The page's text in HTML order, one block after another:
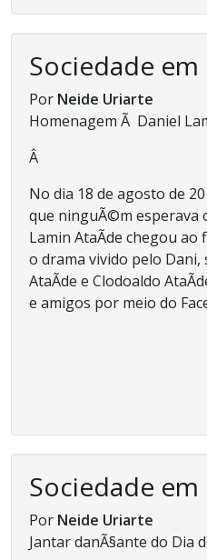
Sociedade
Por Neide Uriarte
Homenagem Ã Daniel
Â
No dia 18 de agosto de
que ninguÃ©m esperava
Lamin AtaÃ­de chegou ao
o drama vivido pelo Dani,
AtaÃ­de e Clodoaldo
e amigos por meio do
Sociedade
Por Neide Uriarte
Jantar danÃ§ante do Dia